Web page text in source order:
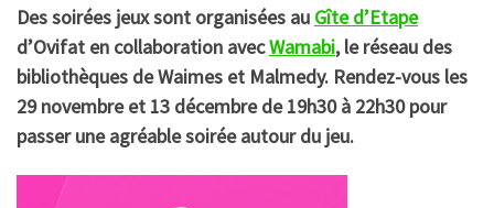
Des soirées jeux sont organisées au Gîte d’Etape
d’Ovifat en collaboration avecWamabi, le réseau des
bibliothèques de Waimes et Malmedy. Rendez-vous les
29 novembre et 13 décembre de 19h30 à 22h30 pour
passer une agréable soirée autour du jeu.